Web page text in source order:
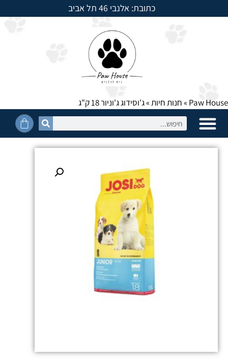
כתובת: אלנבי 46 תל אביב
למשלוחים חייגו: 054-5950525
Paw House
»חנות חיות»ג'וסידוג ג'וניור 18 ק"ג